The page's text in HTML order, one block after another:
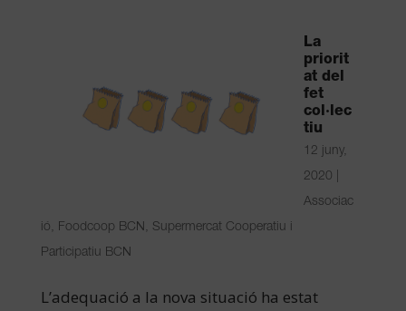
La
priorit
at del
fet
col·lec
tiu
12 juny,
2020
Associac
ió, Foodcoop BCN, Supermercat Cooperatiu i
Participatiu BCN
L’adequació a la nova situació ha estat